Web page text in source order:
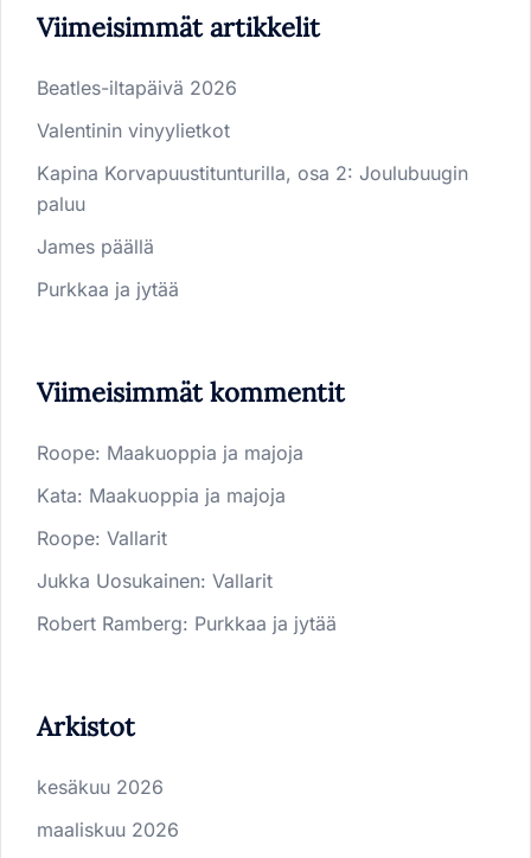
Viimeisimmät artikkelit
Beatles-iltapäivä 2026
Valentinin vinyylietkot
Kapina Korvapuustitunturilla, osa 2: Joulubuugin
paluu
James päällä
Purkkaa ja jytää
Viimeisimmät kommentit
Roope: Maakuoppia ja majoja
Kata: Maakuoppia ja majoja
Roope: Vallarit
Jukka Uosukainen: Vallarit
Robert Ramberg: Purkkaa ja jytää
Arkistot
kesäkuu 2026
maaliskuu 2026